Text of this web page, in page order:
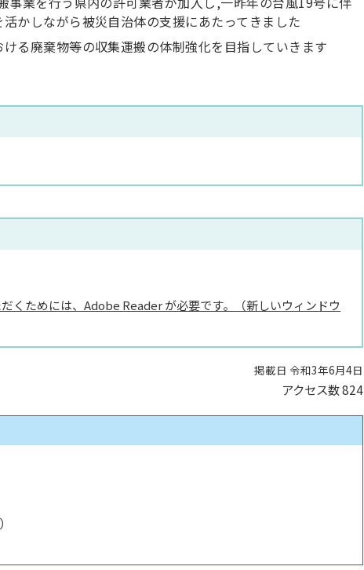
かしながら被災自治体の支援にあたってきました
る廃棄物等の収集運搬の体制強化を目指していきます
くためには、Adobe Reader が必要です。（新しいウィンドウ
掲載日 令和3年6月4日
アクセス数824
）